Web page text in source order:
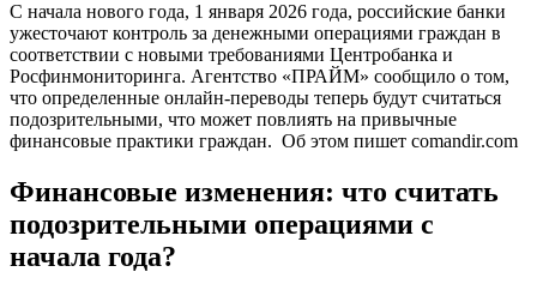
С начала нового года, 1 января 2026 года, российские банки
ужесточают контроль за денежными операциями граждан в
соответствии с новыми требованиями Центробанка и
Росфинмониторинга. Агентство «ПРАЙМ» сообщило о том,
что определенные онлайн-переводы теперь будут считаться
подозрительными, что может повлиять на привычные
финансовые практики граждан. Об этом пишет comandir.com
Финансовые изменения: что считать
подозрительными операциями с
начала года?